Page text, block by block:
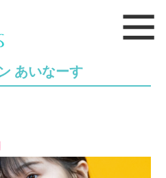
あいなーす